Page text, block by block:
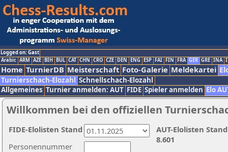
Logged on: Gast
Arabic ARM AZE BIH BUL CAT CHN CRO CZE DEN ENG ESP FAI FIN FRA GER GRE INA
Home TurnierDB Meisterschaft Foto-Galerie Meldekartei
Turnierschach-Elozahl Schnellschach-Elozahl
Allgemeines Turnier anmelden: AUT FIDE Spieler anmelden Elo
Willkommen bei den offiziellen
Personennummer
AUT-Elolisten
8.601
FIDE-Elolisten Stand